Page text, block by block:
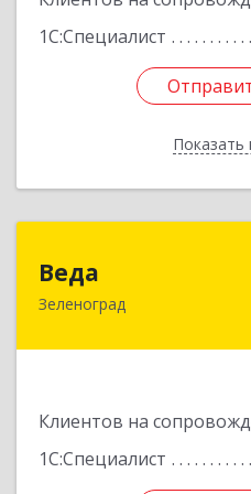
1С:Специалист
Показать
Веда
Зеленоград
Клиентов на
1С:Специалист
124683, Москва г,